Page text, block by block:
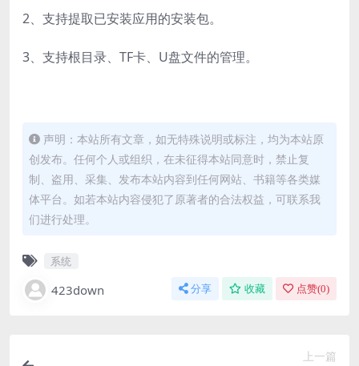
2、支持提取已安装应用的安装包。
3、支持根目录、TF卡、U盘文件的管理。
声明：本站所有文章，如无特殊说明或标注，均为本站原
创发布。任何个人或组织，在未征得本站同意时，禁止复
制、盗用、采集、发布本站内容到任何网站、书籍等各类媒
体平台。如若本站内容侵犯了原著者的合法权益，可联系我
们进行处理。
系统
423down 分享 收藏 点赞(0)
上一篇